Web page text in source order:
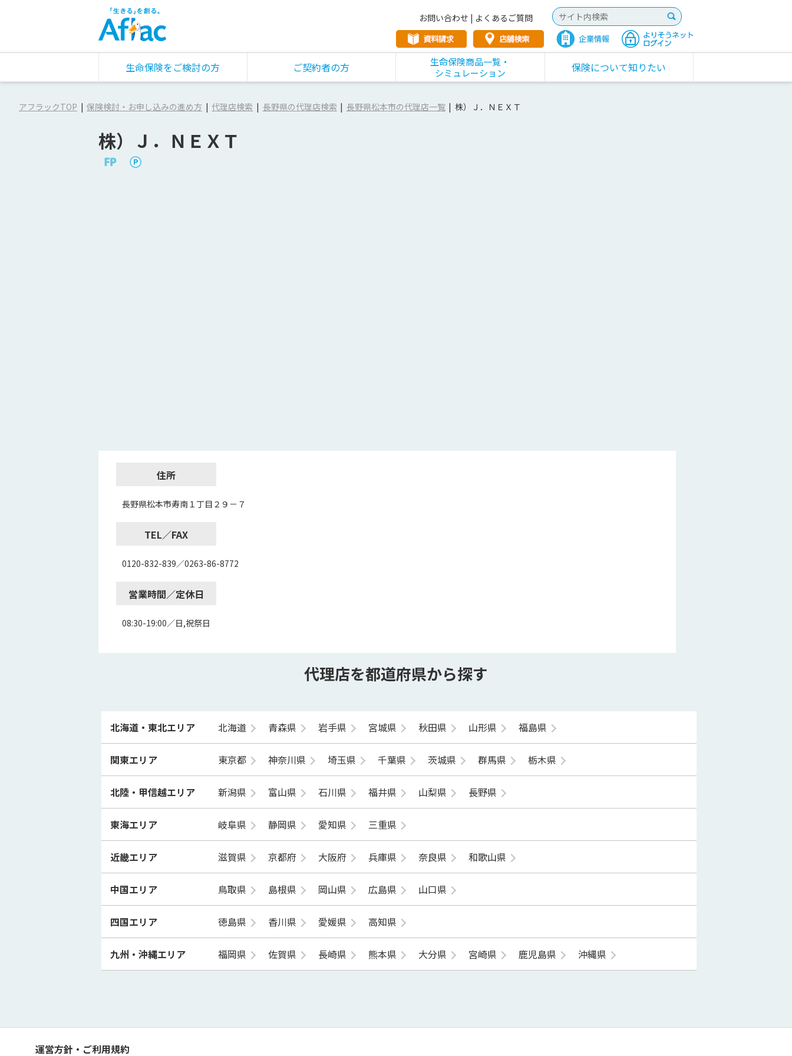
お問い合わせ | よくあるご質問
生命保険をご検討の方 ご契約者の方
生命保険商品一覧・
シミュレーション
保険について知りたい
アフラックTOP 保険検討・お申し込みの進め方 代理店検索 長野県の代理店検索 長野県松本市の代理店一覧 株）Ｊ．ＮＥＸＴ
株）Ｊ．ＮＥＸＴ
住所
長野県松本市寿南１丁目２９－７
TEL／FAX
0120-832-839／0263-86-8772
営業時間／定休日
08:30-19:00／日,祝祭日
代理店を都道府県から探す
北海道・東北エリア 北海道 青森県 岩手県 宮城県 秋田県 山形県 福島県
関東エリア 東京都 神奈川県 埼玉県 千葉県 茨城県 群馬県 栃木県
北陸・甲信越エリア 新潟県 富山県 石川県 福井県 山梨県 長野県
東海エリア 岐阜県 静岡県 愛知県 三重県
近畿エリア 滋賀県 京都府 大阪府 兵庫県 奈良県 和歌山県
中国エリア 鳥取県 島根県 岡山県 広島県 山口県
四国エリア 徳島県 香川県 愛媛県 高知県
九州・沖縄エリア 福岡県 佐賀県 長崎県 熊本県 大分県 宮崎県 鹿児島県 沖縄県
運営方針・ご利用規約